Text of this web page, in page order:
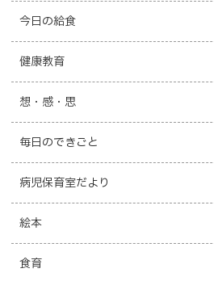
今日の給食
健康教育
想・感・思
毎日のできごと
病児保育室だより
絵本
食育